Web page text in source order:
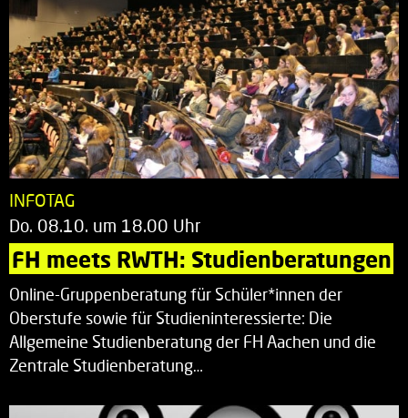
INFOTAG
Do. 08.10. um 18.00 Uhr
FH meets RWTH: Studienberatungen
Online-Gruppenberatung für Schüler*innen der
Oberstufe sowie für Studieninteressierte: Die
Allgemeine Studienberatung der FH Aachen und die
Zentrale Studienberatung…